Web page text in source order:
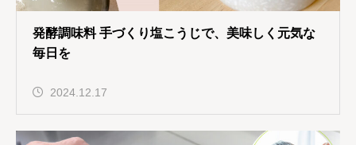
発酵調味料 手づくり塩こうじで、美味しく元気な
毎日を
2024.12.17